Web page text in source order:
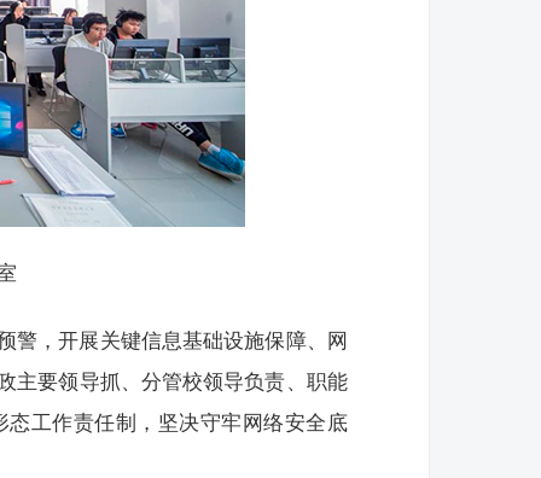
警，开展关键信息基础设施保障、网
主要领导抓、分管校领导负责、职能
工作责任制，坚决守牢网络安全底